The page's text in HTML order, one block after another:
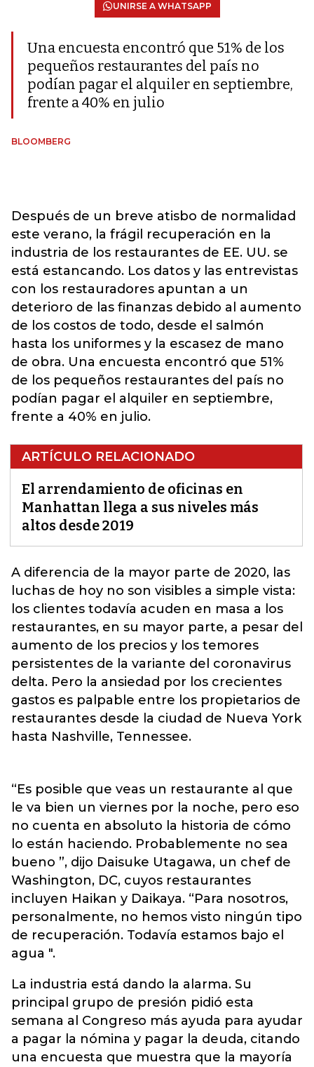
UNIRSE A WHATSAPP
Una encuesta encontró que 51% de los
pequeños restaurantes del país no
podían pagar el alquiler en septiembre,
frente a 40% en julio
BLOOMBERG
Después de un breve atisbo de normalidad
este verano, la frágil recuperación en la
industria de los restaurantes de EE. UU. se
está estancando. Los datos y las entrevistas
con los restauradores apuntan a un
deterioro de las finanzas debido al aumento
de los costos de todo, desde el salmón
hasta los uniformes y la escasez de mano
de obra. Una encuesta encontró que 51%
de los pequeños restaurantes del país no
podían pagar el alquiler en septiembre,
frente a 40% en julio.
ARTÍCULO RELACIONADO
El arrendamiento de oficinas en
Manhattan llega a sus niveles más
altos desde 2019
A diferencia de la mayor parte de 2020, las
luchas de hoy no son visibles a simple vista:
los clientes todavía acuden en masa a los
restaurantes, en su mayor parte, a pesar del
aumento de los precios y los temores
persistentes de la variante del coronavirus
delta. Pero la ansiedad por los crecientes
gastos es palpable entre los propietarios de
restaurantes desde la ciudad de Nueva York
hasta Nashville, Tennessee.
“Es posible que veas un restaurante al que
le va bien un viernes por la noche, pero eso
no cuenta en absoluto la historia de cómo
lo están haciendo. Probablemente no sea
bueno ”, dijo Daisuke Utagawa, un chef de
Washington, DC, cuyos restaurantes
incluyen Haikan y Daikaya. “Para nosotros,
personalmente, no hemos visto ningún tipo
de recuperación. Todavía estamos bajo el
agua ".
La industria está dando la alarma. Su
principal grupo de presión pidió esta
semana al Congreso más ayuda para ayudar
a pagar la nómina y pagar la deuda, citando
una encuesta que muestra que la mayoría